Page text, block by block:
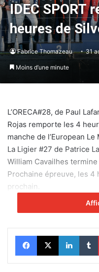
IDEC SPORT
heures de
Fabrice Thomazeau 31
Moins d’une minute
L’ORECA#28, de Paul
Rojas remporte les 4
manche de l’European Le
La Ligier #27 de Patrice
William Cavailhes
Prochaine épreuve, les 4
prochain.
Facebook
X